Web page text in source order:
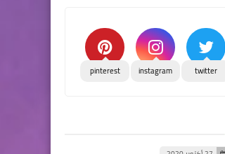
twitter
instagram
pinterest